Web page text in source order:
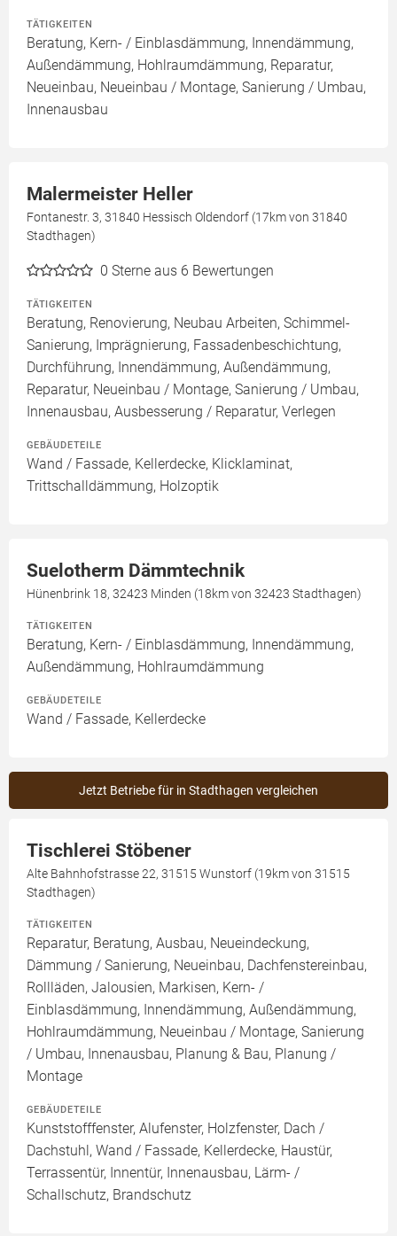
TÄTIGKEITEN
Beratung, Kern- / Einblasdämmung, Innendämmung,
Außendämmung, Hohlraumdämmung, Reparatur,
Neueinbau, Neueinbau / Montage, Sanierung / Umbau,
Innenausbau
Malermeister Heller
Fontanestr. 3, 31840 Hessisch Oldendorf (17km von 31840
Stadthagen)
0 Sterne aus 6 Bewertungen
TÄTIGKEITEN
Beratung, Renovierung, Neubau Arbeiten, Schimmel-
Sanierung, Imprägnierung, Fassadenbeschichtung,
Durchführung, Innendämmung, Außendämmung,
Reparatur, Neueinbau / Montage, Sanierung / Umbau,
Innenausbau, Ausbesserung / Reparatur, Verlegen
GEBÄUDETEILE
Wand / Fassade, Kellerdecke, Klicklaminat,
Trittschalldämmung, Holzoptik
Suelotherm Dämmtechnik
Hünenbrink 18, 32423 Minden (18km von 32423 Stadthagen)
TÄTIGKEITEN
Beratung, Kern- / Einblasdämmung, Innendämmung,
Außendämmung, Hohlraumdämmung
GEBÄUDETEILE
Wand / Fassade, Kellerdecke
Jetzt Betriebe für in Stadthagen vergleichen
Tischlerei Stöbener
Alte Bahnhofstrasse 22, 31515 Wunstorf (19km von 31515
Stadthagen)
TÄTIGKEITEN
Reparatur, Beratung, Ausbau, Neueindeckung,
Dämmung / Sanierung, Neueinbau, Dachfenstereinbau,
Rollläden, Jalousien, Markisen, Kern- /
Einblasdämmung, Innendämmung, Außendämmung,
Hohlraumdämmung, Neueinbau / Montage, Sanierung
/ Umbau, Innenausbau, Planung & Bau, Planung /
Montage
GEBÄUDETEILE
Kunststofffenster, Alufenster, Holzfenster, Dach /
Dachstuhl, Wand / Fassade, Kellerdecke, Haustür,
Terrassentür, Innentür, Innenausbau, Lärm- /
Schallschutz, Brandschutz